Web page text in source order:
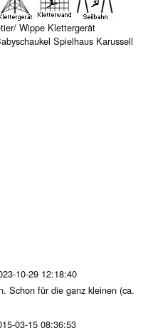
Wippe Klettergerät
Spielhaus Karussell
10-29 12:18:40
Schon für die ganz kleinen (ca.
03-15 08:36:53